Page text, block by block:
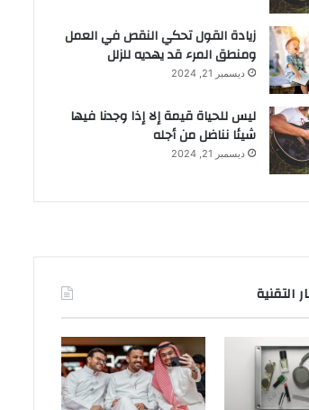
زيادة القول تحكي النقص في العمل
ومنطق المرء قد يهديه للزلل
ديسمبر 21, 2024
ليس للحياة قيمة إلا إذا وجدنا فيها
شيئا نناضل من أجله
ديسمبر 21, 2024
التقنية